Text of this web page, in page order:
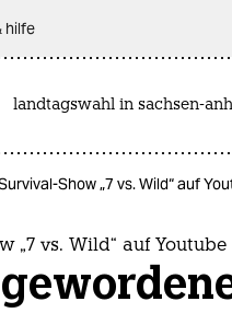
hilfe
landtagswahl in sachsen-
Show „7 vs. Wild“ auf
„7 vs. Wild“ auf Youtube